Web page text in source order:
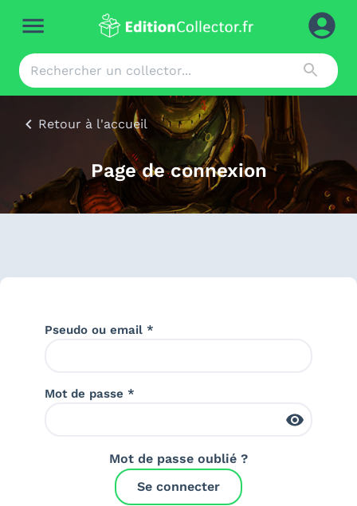
Retour à l'accueil
Page de connexion
Pseudo ou email *
Mot de passe *
Mot de passe oublié ?
Se connecter